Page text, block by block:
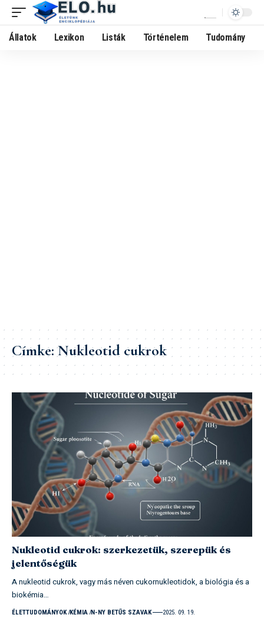
Állatok Lexikon Listák Történelem Tudomány
Címke:Nukleotid cukrok
Nukleotid cukrok: szerkezetük, szerepük és
jelentőségük
A nukleotid cukrok, vagy más néven cukornukleotidok, a biológia és a
biokémia…
ÉLETTUDOMÁNYOK KÉMIA N-NY BETŰS SZAVAK 2025. 09. 19.